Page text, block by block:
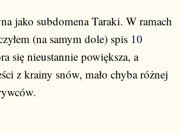
jako subdomena Taraki. W ramach
(na samym dole) spis 10
się nieustannie powiększa, a
z krainy snów, mało chyba różnej